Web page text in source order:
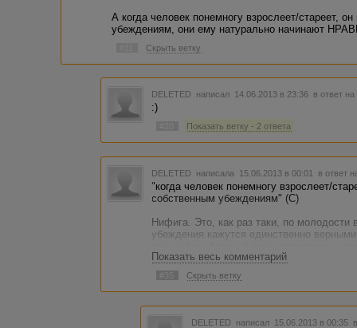
А когда человек понемногу взрослеет/стареет,
убеждениям, они ему натурально начинают
Скрыть ветку
DELETED написал 14.06.2013 в 23:36 в ответ на
:)
Показать ветку - 2 ответа
DELETED написала 15.06.2013 в 00:01 в ответ
"когда человек понемногу взрослеет/
собственным убеждениям" (С)
Нифига. Это, как раз таки, по молодости
убеждения кажутся единственно
Я постоянно делаю открытия.
Иногда приятные.
Иногда не очень.
Показать весь комментарий
#35 Скрыть ветку
DELETED написал 15.06.2013 в 00:35